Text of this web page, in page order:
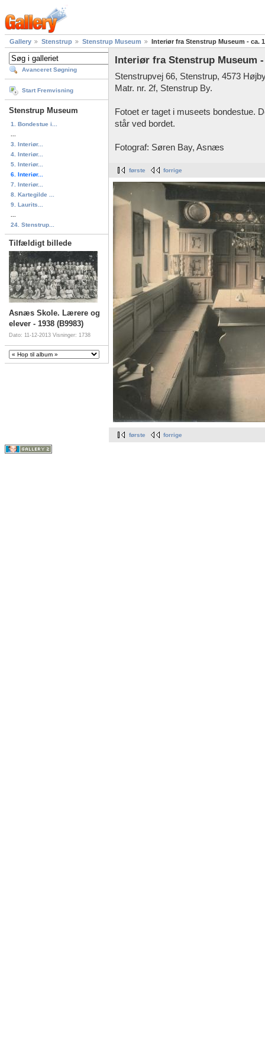
Gallery Stenstrup Stenstrup Museum Interiør fra Stenstrup Museum - ca.
Avanceret Søgning
Start Fremvisning
Stenstrup Museum
1. Bondestue i...
3. Interiør...
4. Interiør...
5. Interiør...
6. Interiør...
7. Interiør...
8. Kartegilde ...
9. Laurits...
24. Stenstrup...
Tilfældigt billede
Asnæs Skole. Lærere og
elever - 1938 (B9983)
Dato: 11-12-2013 Visninger: 1738
Interiør fra Stenstrup Museum -
Stenstrupvej 66, Stenstrup, 4573
Matr. nr. 2f, Stenstrup By.
Fotoet er taget i museets bondestue.
står ved bordet.
Fotograf: Søren Bay, Asnæs
første forrige
første forrige